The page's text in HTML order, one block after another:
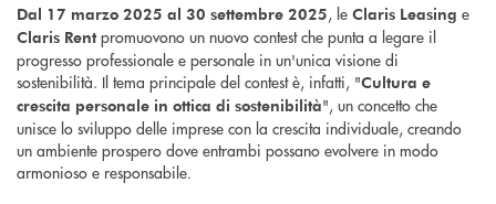
Dal 17 marzo 2025 al 30 settembre 2025, le Claris Leasing e
Claris Rent promuovono un nuovo contest che punta a legare il
progresso professionale e personale in un'unica visione di
sostenibilità. Il tema principale del contest è, infatti, "Cultura e
crescita personale in ottica di sostenibilità", un concetto che
unisce lo sviluppo delle imprese con la crescita individuale, creando
un ambiente prospero dove entrambi possano evolvere in modo
armonioso e responsabile.